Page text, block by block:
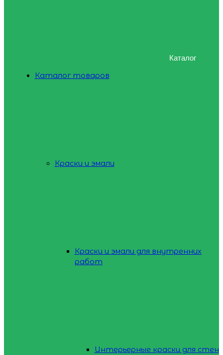
Каталог
Каталог товаров
Краски и эмали
Краски и эмали для внутренних
работ
Интерьерные краски для стен